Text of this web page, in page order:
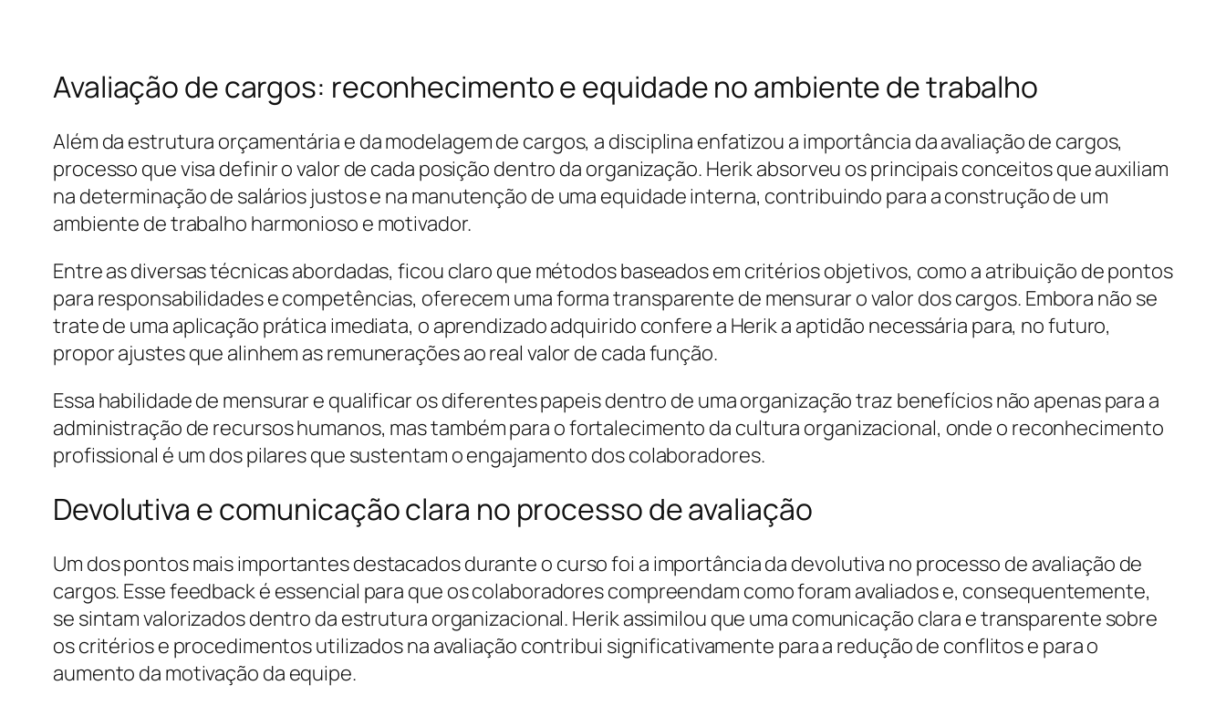
Avaliação de cargos: reconhecimento e equidade no ambiente de trabalho
Além da estrutura orçamentária e da modelagem de cargos, a disciplina enfatizou a importância da avaliação de cargos,
processo que visa definir o valor de cada posição dentro da organização. Herik absorveu os principais conceitos que auxiliam
na determinação de salários justos e na manutenção de uma equidade interna, contribuindo para a construção de um
ambiente de trabalho harmonioso e motivador.
Entre as diversas técnicas abordadas, ficou claro que métodos baseados em critérios objetivos, como a atribuição de pontos
para responsabilidades e competências, oferecem uma forma transparente de mensurar o valor dos cargos. Embora não se
trate de uma aplicação prática imediata, o aprendizado adquirido confere a Herik a aptidão necessária para, no futuro,
propor ajustes que alinhem as remunerações ao real valor de cada função.
Essa habilidade de mensurar e qualificar os diferentes papeis dentro de uma organização traz benefícios não apenas para a
administração de recursos humanos, mas também para o fortalecimento da cultura organizacional, onde o reconhecimento
profissional é um dos pilares que sustentam o engajamento dos colaboradores.
Devolutiva e comunicação clara no processo de avaliação
Um dos pontos mais importantes destacados durante o curso foi a importância da devolutiva no processo de avaliação de
cargos. Esse feedback é essencial para que os colaboradores compreendam como foram avaliados e, consequentemente,
se sintam valorizados dentro da estrutura organizacional. Herik assimilou que uma comunicação clara e transparente sobre
os critérios e procedimentos utilizados na avaliação contribui significativamente para a redução de conflitos e para o
aumento da motivação da equipe.